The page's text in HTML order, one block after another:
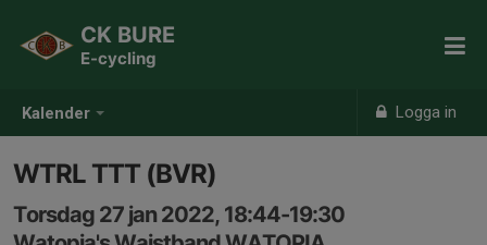
Kalender Logga in
CK BURE
E-cycling
WTRL TTT (BVR)
Torsdag 27 jan 2022, 18:44-19:30